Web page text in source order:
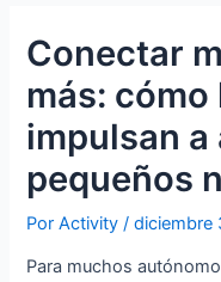
Conectar
más:
impulsan
pequeños
PorActivity/diciembre
Para muchos